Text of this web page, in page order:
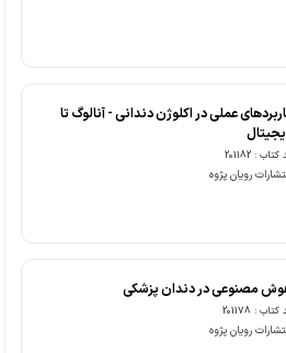
عملی در اکلوژن دندانی - آنالوگ تا
: 201182
رویان پژوه
مصنوعی در دندان پزشکی
: 201178
رویان پژوه